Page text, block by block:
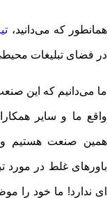
همانطور که می‌دانید،
در فضای تبلیغات
ما می‌دانیم که این
واقع ما و سایر
همین صنعت هستیم و
باورهای غلط در مورد
ای ندارد! ما خود را